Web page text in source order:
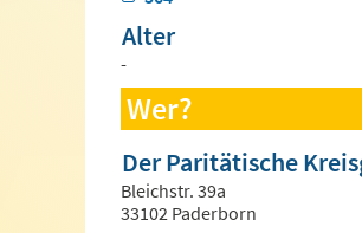
Alter
-
Wer?
Der Paritätische
Bleichstr. 39a
33102 Paderborn